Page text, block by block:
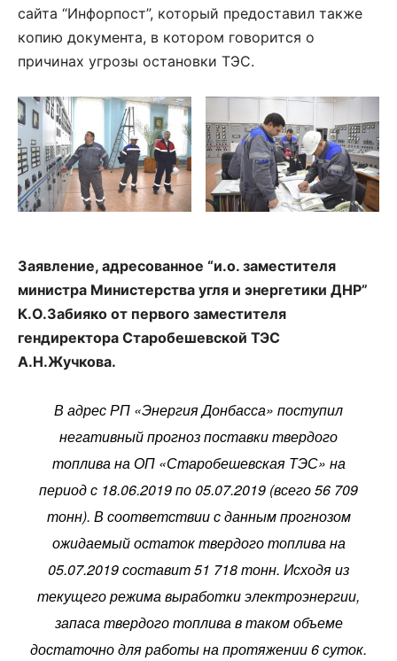
сайта “Инфорпост”, который предоставил также
копию документа, в котором говорится о
причинах угрозы остановки ТЭС.
Заявление, адресованное “и.о. заместителя
министра Министерства угля и энергетики ДНР”
К.О.Забияко от первого заместителя
гендиректора Старобешевской ТЭС
А.Н.Жучкова.
В адрес РП «Энергия Донбасса» поступил
негативный прогноз поставки твердого
топлива на ОП «Старобешевская ТЭС» на
период с 18.06.2019 по 05.07.2019 (всего 56 709
тонн). В соответствии с данным прогнозом
ожидаемый остаток твердого топлива на
05.07.2019 составит 51 718 тонн. Исходя из
текущего режима выработки электроэнергии,
запаса твердого топлива в таком объеме
достаточно для работы на протяжении 6 суток.